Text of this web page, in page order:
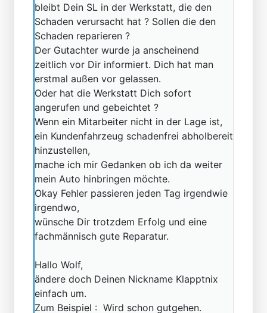
bleibt Dein SL in der Werkstatt, die den
Schaden verursacht hat ? Sollen die den
Schaden reparieren ?
Der Gutachter wurde ja anscheinend
zeitlich vor Dir informiert. Dich hat man
erstmal außen vor gelassen.
Oder hat die Werkstatt Dich sofort
angerufen und gebeichtet ?
Wenn ein Mitarbeiter nicht in der Lage ist,
ein Kundenfahrzeug schadenfrei abholbereit
hinzustellen,
mache ich mir Gedanken ob ich da weiter
mein Auto hinbringen möchte.
Okay Fehler passieren jeden Tag irgendwie
irgendwo,
wünsche Dir trotzdem Erfolg und eine
fachmännisch gute Reparatur.
Hallo Wolf,
ändere doch Deinen Nickname Klapptnix
einfach um.
Zum Beispiel : Wird schon gutgehen.